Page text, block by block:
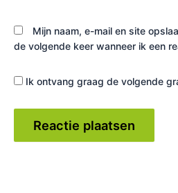
Mijn naam, e-mail en site
de volgende keer wanneer ik een
Ik ontvang graag de volgende